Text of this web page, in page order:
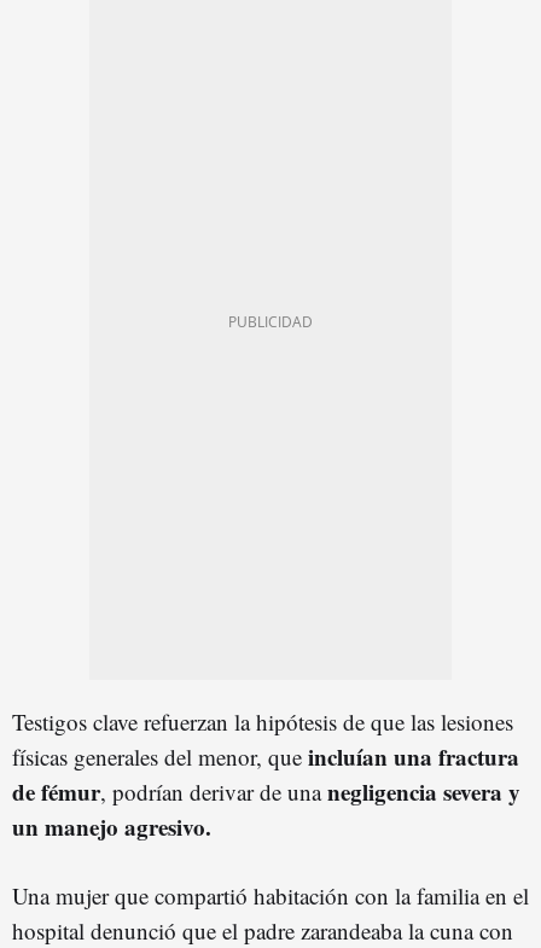
Testigos clave refuerzan la hipótesis de que las lesiones
físicas generales del menor, que incluían una fractura
de fémur, podrían derivar de unanegligencia severa y
un manejo agresivo.
Una mujer que compartió habitación con la familia en el
hospital denunció que el padre zarandeaba la cuna con